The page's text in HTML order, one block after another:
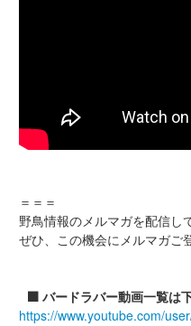
＝＝＝
野鳥情報のメルマガを配信し
ぜひ、この機会にメルマガご
⬛️ バードラバー動画一覧は
https://www.youtube.com/